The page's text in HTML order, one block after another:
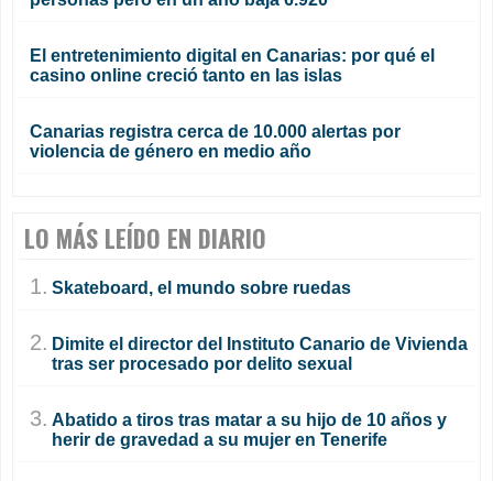
El entretenimiento digital en Canarias: por qué el
casino online creció tanto en las islas
Canarias registra cerca de 10.000 alertas por
violencia de género en medio año
LO MÁS LEÍDO EN DIARIO
1. Skateboard, el mundo sobre ruedas
2. Dimite el director del Instituto Canario de Vivienda
tras ser procesado por delito sexual
3. Abatido a tiros tras matar a su hijo de 10 años y
herir de gravedad a su mujer en Tenerife